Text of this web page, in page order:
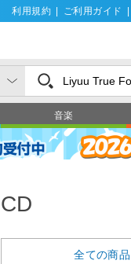
利用規約 ご利用ガイド
音楽
CD
全ての商品